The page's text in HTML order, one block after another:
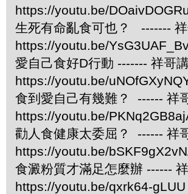
https://youtu.be/
生死有命亂食可也？ -------
https://youtu.be/
愛自己食好D行動 ------- 祥哥
https://youtu.be/
食到愛自己有幾難？ ------ 祥
https://youtu.be/
勸人食健康太委屈？ ------ 祥
https://youtu.be/
食澱粉質才滿足怎麼辦 ------
https://youtu.be/qxrk64-gLUU